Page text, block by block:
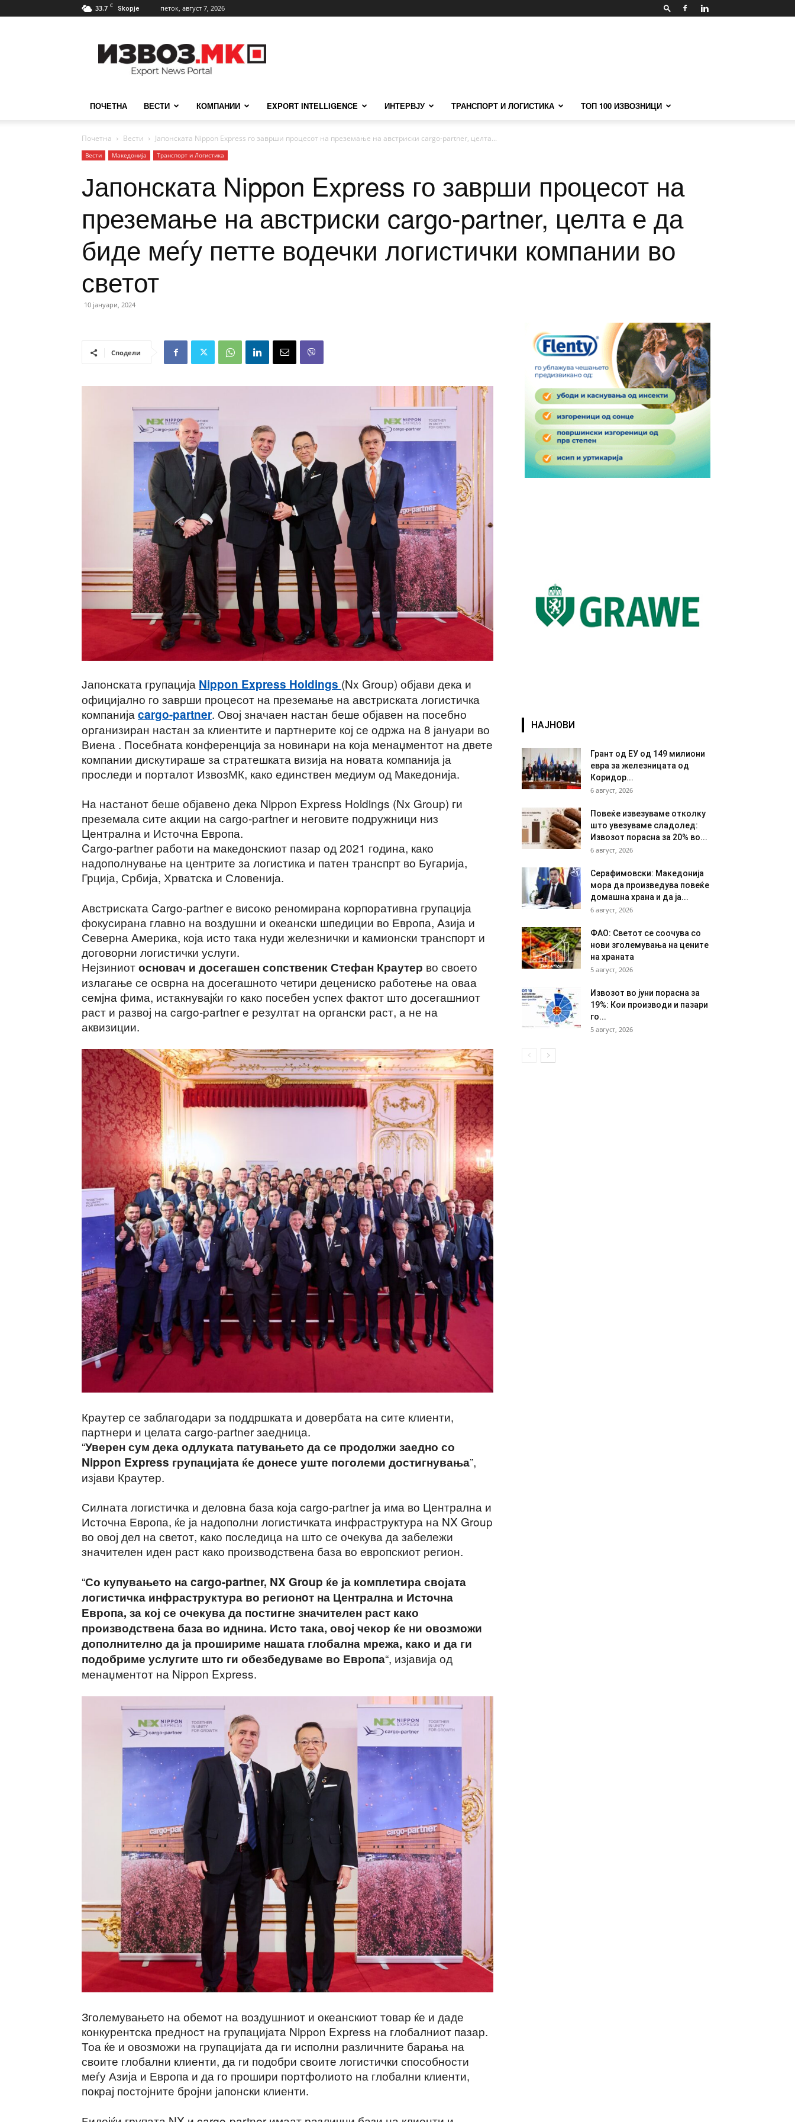
33.7 C Skopje петок, август 7, 2026
ПОЧЕТНА ВЕСТИ КОМПАНИИ EXPORT INTELLIGENCE ИНТЕРВЈУ ТРАНСПОРТ И ЛОГИСТИКА ТОП 100 ИЗВОЗНИЦИ
Почетна Вести Јапонската Nippon Express го заврши процесот на преземање на австриски cargo-partner, целта...
Вести Македонија Транспорт и Логистика
Јапонската Nippon Express го заврши процесот на
преземање на австриски cargo-partner, целта е да
биде меѓу петте водечки логистички компании во
светот
10 јануари, 2024
Сподели
Јапонската групација Nippon Express Holdings (Nx Group) објави дека и
официјално го заврши процесот на преземање на австриската логистичка
компанија cargo-partner. Овој значаен настан беше објавен на посебно
организиран настан за клиентите и партнерите кој се одржа на 8 јануари во
Виена . Посебната конференција за новинари на која менаџментот на двете
компании дискутираше за стратешката визија на новата компанија ја
проследи и порталот ИзвозМК, како единствен медиум од Македонија.
На настанот беше објавено дека Nippon Express Holdings (Nx Group) ги
преземала сите акции на cargo-partner и неговите подружници низ
Централна и Источна Европа.
Cargo-partner работи на македонскиот пазар од 2021 година, како
надополнување на центрите за логистика и патен транспрт во Бугарија,
Грција, Србија, Хрватска и Словенија.
Австриската Cargo-partner е високо реномирана корпоративна групација
фокусирана главно на воздушни и океански шпедиции во Европа, Азија и
Северна Америка, која исто така нуди железнички и камионски транспорт и
договорни логистички услуги.
Нејзиниотосновач и досегашен сопственикСтефан Краутер во своето
излагање се осврна на досегашното четири децениско работење на оваа
семјна фима, истакнувајќи го како посебен успех фактот што досегашниот
раст и развој на cargo-partner e резултат на органски раст, а не на
аквизиции.
Краутер се заблагодари за поддршката и довербата на сите клиенти,
партнери и целата cargo-partner заедница.
“Уверен сум дека одлуката патувањето да се продолжи заедно со
Nippon Express групацијата ќе донесе уште поголеми достигнувања”,
изјави Краутер.
Силната логистичка и деловна база која cargo-partner ја има во Централна и
Источна Европа, ќе ја надополни логистичката инфраструктура на NX Group
во овој дел на светот, како последица на што се очекува да забележи
значителен иден раст како производствена база во европскиот регион.
“Со купувањето на cargo-partner, NX Group ќе ја комплетира својата
логистичка инфраструктура во регионoт на Централна и Источна
Европа, за кој се очекува да постигне значителен раст како
производствена база во иднина. Исто така, овој чекор ќе ни овозможи
дополнително да ја прошириме нашата глобална мрежа, како и да ги
подобриме услугите што ги обезбедуваме во Европа“, изјавија од
менаџментот на Nippon Express.
Зголемувањето на обемот на воздушниот и океанскиот товар ќе и даде
конкурентска предност на групацијата Nippon Express на глобалниот пазар.
Тоа ќе и овозможи на групацијата да ги исполни различните барања на
своите глобални клиенти, да ги подобри своите логистички способности
меѓу Азија и Европа и да го прошири портфолиото на глобални клиенти,
покрај постојните бројни јапонски клиенти.
НАЈНОВИ
Грант од ЕУ од 149 милиони
евра за железницата од
Коридор...
6 август, 2026
Повеќе извезуваме отколку
што увезуваме сладолед:
Извозот порасна за 20% во...
6 август, 2026
Серафимовски: Македонија
мора да произведува повеќе
домашна храна и да ја...
6 август, 2026
ФАО: Светот се соочува со
нови зголемувања на цените
на храната
5 август, 2026
Извозот во јуни порасна за
19%: Кои производи и пазари
го...
5 август, 2026